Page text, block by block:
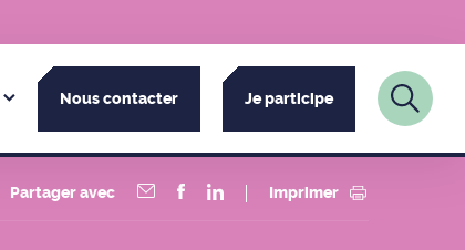
Nous contacter Je participe
Partager avec Imprimer